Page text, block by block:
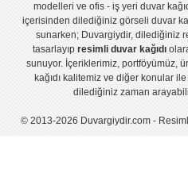
modelleri ve ofis - iş yeri duvar
içerisinden dilediğiniz görseli duvar
sunarken; Duvargiydir, dilediğiniz
tasarlayıp resimli duvar kağıdı
sunuyor. İçeriklerimiz, portföyümüz,
kağıdı kalitemiz ve diğer konular
dilediğiniz zaman
© 2013-2026 Duvargiydir.com -